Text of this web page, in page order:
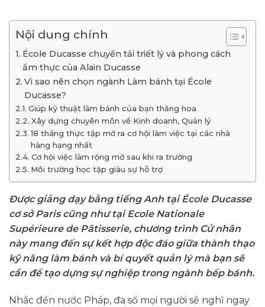
Nội dung chính
École Ducasse chuyển tải triết lý và phong cách
ẩm thực của Alain Ducasse
Vì sao nên chọn ngành Làm bánh tại École
Ducasse?
Giúp kỹ thuật làm bánh của bạn thăng hoa
Xây dựng chuyên môn về Kinh doanh, Quản lý
18 tháng thực tập mở ra cơ hội làm việc tại các nhà
hàng hạng nhất
Cơ hội việc làm rộng mở sau khi ra trường
Môi trường học tập giàu sự hỗ trợ
Được giảng dạy bằng tiếng Anh tại École Ducasse
cơ sở Paris cũng như tại Ecole Nationale
Supérieure de Pâtisserie, chương trình Cử nhân
này mang đến sự kết hợp độc đáo giữa thành thạo
kỹ năng làm bánh và bí quyết quản lý mà bạn sẽ
cần để tạo dựng sự nghiệp trong ngành bếp bánh.
Nhắc đến nước Pháp, đa số mọi người sẽ nghĩ ngay